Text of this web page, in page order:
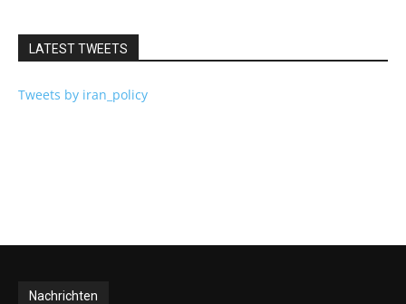
LATEST TWEETS
Tweets by iran_policy
Nachrichten